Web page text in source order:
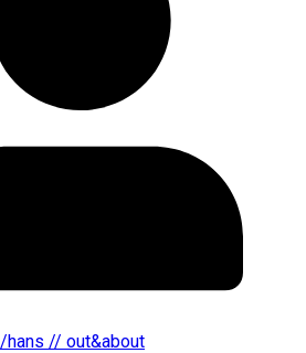
hans // out&about